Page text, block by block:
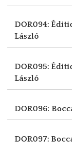
DOR094:
László
DOR095:
László
DOR096:
DOR097: